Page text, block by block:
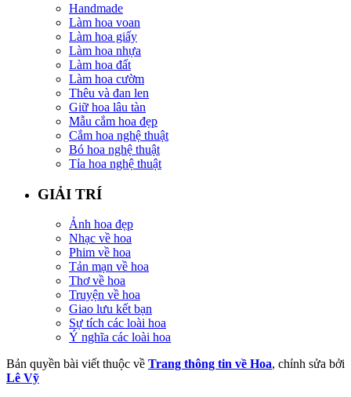
Handmade
Làm hoa voan
Làm hoa giấy
Làm hoa nhựa
Làm hoa đất
Làm hoa cườm
Thêu và đan len
Giữ hoa lâu tàn
Mẫu cắm hoa đẹp
Cắm hoa nghệ thuật
Bó hoa nghệ thuật
Tỉa hoa nghệ thuật
GIẢI TRÍ
Ảnh hoa đẹp
Nhạc về hoa
Phim về hoa
Tản mạn về hoa
Thơ về hoa
Truyện về hoa
Giao lưu kết bạn
Sự tích các loài hoa
Ý nghĩa các loài hoa
Bản quyền bài viết thuộc về Trang thông tin về Hoa, chỉnh sửa bởi
Lê Vỹ